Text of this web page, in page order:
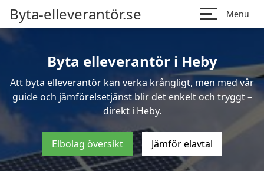
Byta-elleverantör.se Menu
Byta elleverantör i Heby
Att byta elleverantör kan verka krångligt, men med vår
guide och jämförelsetjänst blir det enkelt och tryggt –
direkt i Heby.
Elbolag översikt Jämför elavtal